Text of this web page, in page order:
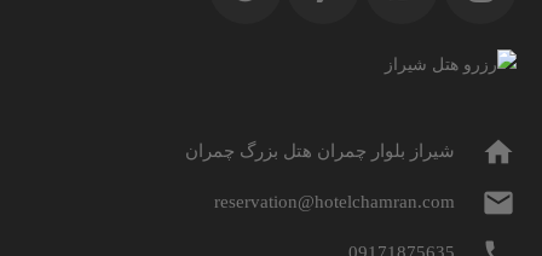
home شیراز بلوار چمران هتل بزرگ چمران
mail
reservation@hotelchamran.com